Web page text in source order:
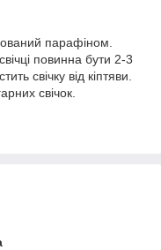
парафіном.
повинна бути 2-3
свічку від кіптяви.
свічок.